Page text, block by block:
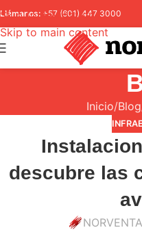
Skip to navigation
Skip to main content
Llámanos: +57 (601) 447 3000
Inicio Blog
descubre las